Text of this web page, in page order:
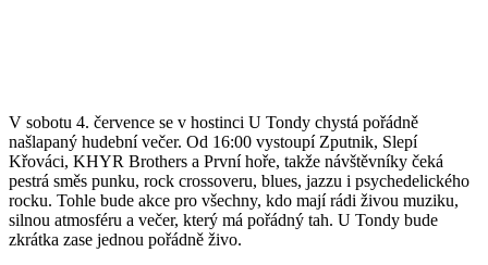
V sobotu 4. července se v hostinci U Tondy chystá pořádně
našlapaný hudební večer. Od 16:00 vystoupí Zputnik, Slepí
Křováci, KHYR Brothers a První hoře, takže návštěvníky čeká
pestrá směs punku, rock crossoveru, blues, jazzu i psychedelického
rocku. Tohle bude akce pro všechny, kdo mají rádi živou muziku,
silnou atmosféru a večer, který má pořádný tah. U Tondy bude
zkrátka zase jednou pořádně živo.